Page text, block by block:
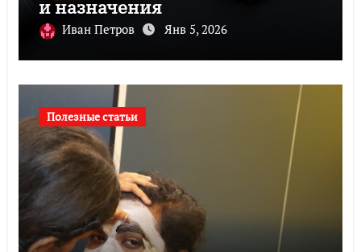
и назначения
Иван Петров Янв 5, 2026
Полезные статьи